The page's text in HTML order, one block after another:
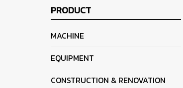
PRODUCT
MACHINE
EQUIPMENT
CONSTRUCTION & RENOVATION